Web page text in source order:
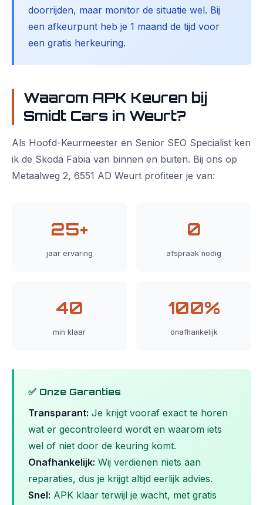
doorrijden, maar monitor de situatie wel. Bij
een afkeurpunt heb je 1 maand de tijd voor
een gratis herkeuring.
Waarom APK Keuren bij
Smidt Cars in Weurt?
Als Hoofd-Keurmeester en Senior SEO Specialist ken
ik de Skoda Fabia van binnen en buiten. Bij ons op
Metaalweg 2, 6551 AD Weurt profiteer je van:
25+
jaar ervaring
0
afspraak nodig
40
min klaar
100%
onafhankelijk
✅ Onze Garanties
Transparant: Je krijgt vooraf exact te horen
wat er gecontroleerd wordt en waarom iets
wel of niet door de keuring komt.
Onafhankelijk: Wij verdienen niets aan
reparaties, dus je krijgt altijd eerlijk advies.
Snel: APK klaar terwijl je wacht, met gratis